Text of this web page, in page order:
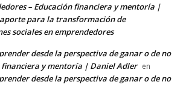
– Educación financiera y mentoría |
para la transformación de
sociales en emprendedores
desde la perspectiva de ganar o de no
financiera y mentoría | Daniel Adler en
desde la perspectiva de ganar o de no